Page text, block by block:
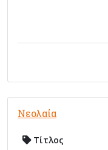
Νεολαία
Τίτλος